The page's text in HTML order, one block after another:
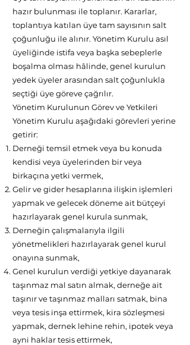
hazır bulunması ile toplanır. Kararlar,
toplantıya katılan üye tam sayısının salt
çoğunluğu ile alınır. Yönetim Kurulu asıl
üyeliğinde istifa veya başka sebeplerle
boşalma olması hâlinde, genel kurulun
yedek üyeler arasından salt çoğunlukla
seçtiği üye göreve çağrılır.
Yönetim Kurulunun Görev ve Yetkileri
Yönetim Kurulu aşağıdaki görevleri yerine
getirir:
Derneği temsil etmek veya bu konuda
kendisi veya üyelerinden bir veya
birkaçına yetki vermek,
Gelir ve gider hesaplarına ilişkin işlemleri
yapmak ve gelecek döneme ait bütçeyi
hazırlayarak genel kurula sunmak,
Derneğin çalışmalarıyla ilgili
yönetmelikleri hazırlayarak genel kurul
onayına sunmak,
Genel kurulun verdiği yetkiye dayanarak
taşınmaz mal satın almak, derneğe ait
taşınır ve taşınmaz malları satmak, bina
veya tesis inşa ettirmek, kira sözleşmesi
yapmak, dernek lehine rehin, ipotek veya
ayni haklar tesis ettirmek,